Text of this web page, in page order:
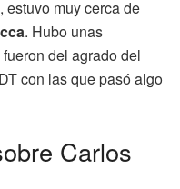
, estuvo muy cerca de
. Hubo unas
del agrado del
con las que pasó algo
Carlos